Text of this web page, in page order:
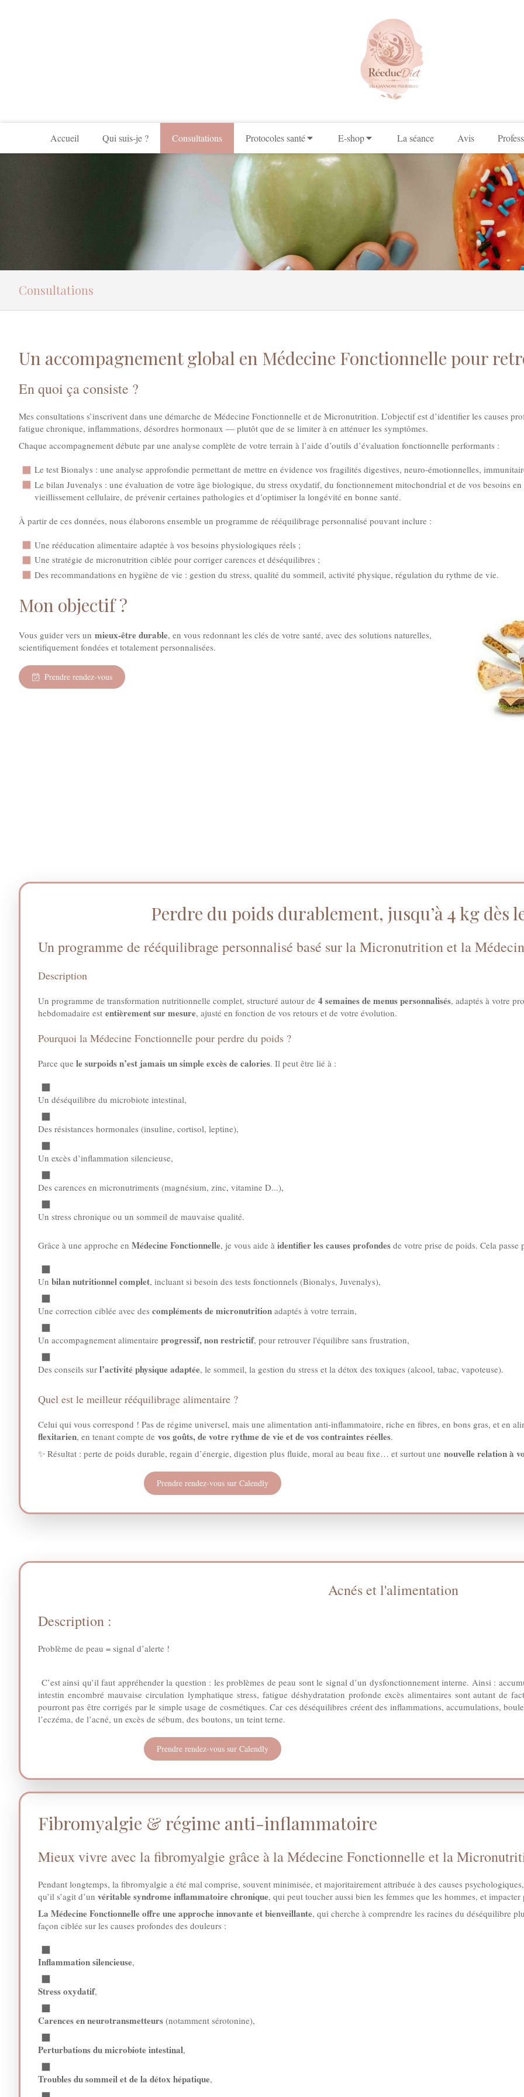
Accueil Qui suis-je ? Consultations Protocoles santé E-shop La séance Avis
Consultations
Un accompagnement global en Médecine Fonctionnelle pour
En quoi ça consiste ?
Mes consultations s’inscrivent dans une démarche de Médecine Fonctionnelle et de Micronutrition. L’objectif est d’identifier les causes
fatigue chronique, inflammations, désordres hormonaux — plutôt que de se limiter à en atténuer les symptômes.
Chaque accompagnement débute par une analyse complète de votre terrain à l’aide d’outils d’évaluation fonctionnelle performants :
Le test Bionalys : une analyse approfondie permettant de mettre en évidence vos fragilités digestives, neuro-émotionnelles,
Le bilan Juvenalys : une évaluation de votre âge biologique, du stress oxydatif, du fonctionnement mitochondrial et de vos besoins
vieillissement cellulaire, de prévenir certaines pathologies et d’optimiser la longévité en bonne santé.
À partir de ces données, nous élaborons ensemble un programme de rééquilibrage personnalisé pouvant inclure :
Une rééducation alimentaire adaptée à vos besoins physiologiques réels ;
Une stratégie de micronutrition ciblée pour corriger carences et déséquilibres ;
Des recommandations en hygiène de vie : gestion du stress, qualité du sommeil, activité physique, régulation du rythme de vie.
Mon objectif ?
Vous guider vers un mieux-être durable, en vous redonnant les clés de votre santé, avec des solutions naturelles,
scientifiquement fondées et totalement personnalisées.
Prendre rendez-vous
Perdre du poids durablement, jusqu’à 4 kg dès
Un programme de rééquilibrage personnalisé basé sur la Micronutrition et la
Description
Un programme de transformation nutritionnelle complet, structuré autour de 4 semaines de menus personnalisés, adaptés à votre
hebdomadaire est entièrement sur mesure, ajusté en fonction de vos retours et de votre évolution.
Pourquoi la Médecine Fonctionnelle pour perdre du poids ?
Parce que le surpoids n’est jamais un simple excès de calories. Il peut être lié à :
Un déséquilibre du microbiote intestinal,
Des résistances hormonales (insuline, cortisol, leptine),
Un excès d’inflammation silencieuse,
Des carences en micronutriments (magnésium, zinc, vitamine D...),
Un stress chronique ou un sommeil de mauvaise qualité.
Grâce à une approche en Médecine Fonctionnelle, je vous aide à identifier les causes profondes de votre prise de poids. Cela passe
Un bilan nutritionnel complet, incluant si besoin des tests fonctionnels (Bionalys, Juvenalys),
Une correction ciblée avec des compléments de micronutrition adaptés à votre terrain,
Un accompagnement alimentaire progressif, non restrictif, pour retrouver l'équilibre sans frustration,
Des conseils sur l’activité physique adaptée, le sommeil, la gestion du stress et la détox des toxiques (alcool, tabac, vapoteuse).
Quel est le meilleur rééquilibrage alimentaire ?
Celui qui vous correspond ! Pas de régime universel, mais une alimentation anti-inflammatoire, riche en fibres, en bons gras, et en
flexitarien, en tenant compte de vos goûts, de votre rythme de vie et de vos contraintes réelles.
✨ Résultat : perte de poids durable, regain d’énergie, digestion plus fluide, moral au beau fixe… et surtout une nouvelle relation à
Prendre rendez-vous sur Calendly
Acnés et l'alimentation
Description :
Problème de peau = signal d’alerte !
C’est ainsi qu’il faut appréhender la question : les problèmes de peau sont le signal d’un dysfonctionnement interne. Ainsi :
intestin encombré mauvaise circulation lymphatique stress, fatigue déshydratation profonde excès alimentaires sont autant de
pourront pas être corrigés par le simple usage de cosmétiques. Car ces déséquilibres créent des inflammations, accumulations,
l’eczéma, de l’acné, un excès de sébum, des boutons, un teint terne.
Prendre rendez-vous sur Calendly
Fibromyalgie & régime anti-inflammatoire
Mieux vivre avec la fibromyalgie grâce à la Médecine Fonctionnelle et la
Pendant longtemps, la fibromyalgie a été mal comprise, souvent minimisée, et majoritairement attribuée à des causes
qu’il s’agit d’un véritable syndrome inflammatoire chronique, qui peut toucher aussi bien les femmes que les hommes, et
La Médecine Fonctionnelle offre une approche innovante et bienveillante, qui cherche à comprendre les racines du déséquilibre
façon ciblée sur les causes profondes des douleurs :
Inflammation silencieuse,
Stress oxydatif,
Carences en neurotransmetteurs (notamment sérotonine),
Perturbations du microbiote intestinal,
Troubles du sommeil et de la détox hépatique,